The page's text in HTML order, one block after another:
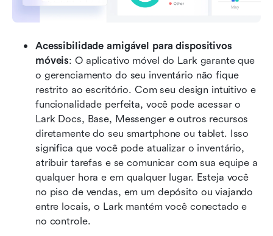
Acessibilidade amigável para dispositivos
móveis: O aplicativo móvel do Lark garante que
o gerenciamento do seu inventário não fique
restrito ao escritório. Com seu design intuitivo e
funcionalidade perfeita, você pode acessar o
Lark Docs, Base, Messenger e outros recursos
diretamente do seu smartphone ou tablet. Isso
significa que você pode atualizar o inventário,
atribuir tarefas e se comunicar com sua equipe a
qualquer hora e em qualquer lugar. Esteja você
no piso de vendas, em um depósito ou viajando
entre locais, o Lark mantém você conectado e
no controle.